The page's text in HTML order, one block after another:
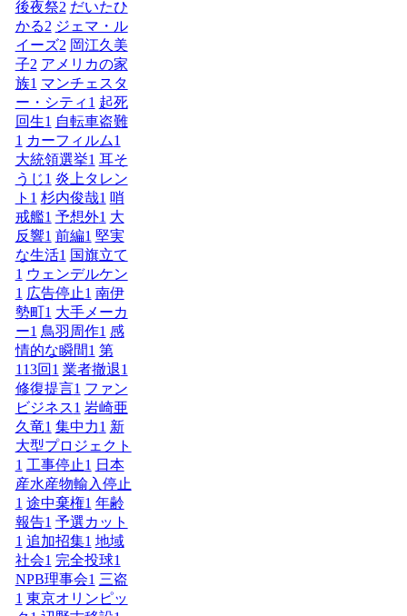
後夜祭2 だいたひ
かる2 ジェマ・ル
イーズ2 岡江久美
子2 アメリカの家
族1 マンチェスタ
ー・シティ 1 起死
回生1 自転車盗難
1 カーフィルム1
大統領選挙1 耳そ
うじ1 炎上タレン
ト 1 杉内俊哉1 哨
戒艦1 予想外1 大
反響1 前編1 堅実
な生活1 国旗立て
1 ウェンデルケン
1 広告停止1 南伊
勢町1 大手メーカ
ー1 鳥羽周作1 感
情的な瞬間1 第
113回 1 業者撤退1
修復提言1 ファン
ビジネス1 岩崎亜
久竜1 集中力1 新
大型プロジェクト
1 工事停止1 日本
産水産物輸入停止
1 途中棄権1 年齢
報告1 予選カット
1 追加招集1 地域
社会1 完全投球1
NPB理事会1 三盗
1 東京オリンピッ